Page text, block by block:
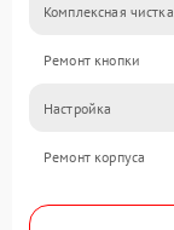
Комплексная чистка
Ремонт кнопки
Настройка
Ремонт корпуса